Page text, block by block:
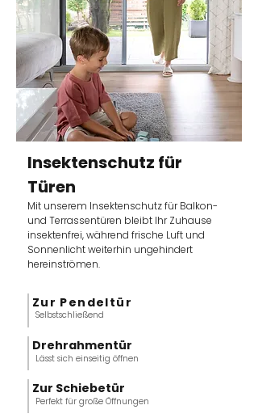
Insektenschutz für
Türen
Mit unserem Insektenschutz für Balkon-
und Terrassentüren bleibt Ihr Zuhause
insektenfrei, während frische Luft und
Sonnenlicht weiterhin ungehindert
hereinströmen.
Selbstschließend
Zur Pendeltür
Lässt sich einseitig öffnen
Drehrahmentür
Perfekt für große Öffnungen
Zur Schiebetür